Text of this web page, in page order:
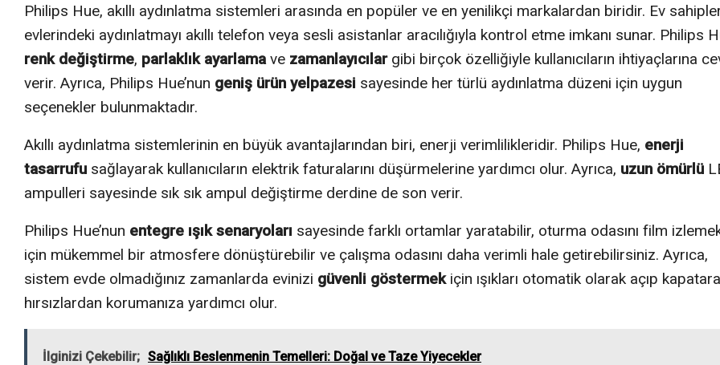
Philips Hue, akıllı aydınlatma sistemleri arasında en popüler ve en yenilikçi markalardan biridir. Ev
evlerindeki aydınlatmayı akıllı telefon veya sesli asistanlar aracılığıyla kontrol etme imkanı sunar. Philips
renk değiştirme, parlaklık ayarlamave zamanlayıcılargibi birçok özelliğiyle kullanıcıların ihtiyaçlarına
verir. Ayrıca, Philips Hue’nun geniş ürün yelpazesi sayesinde her türlü aydınlatma düzeni için uygun
seçenekler bulunmaktadır.
Akıllı aydınlatma sistemlerinin en büyük avantajlarından biri, enerji verimlilikleridir. Philips Hue, enerji
tasarrufu sağlayarak kullanıcıların elektrik faturalarını düşürmelerine yardımcı olur. Ayrıca, uzun ömürlü
ampulleri sayesinde sık sık ampul değiştirme derdine de son verir.
Philips Hue’nun entegre ışık senaryoları sayesinde farklı ortamlar yaratabilir, oturma odasını film
için mükemmel bir atmosfere dönüştürebilir ve çalışma odasını daha verimli hale getirebilirsiniz. Ayrıca,
sistem evde olmadığınız zamanlarda evinizi güvenli göstermekiçin ışıkları otomatik olarak açıp
hırsızlardan korumanıza yardımcı olur.
İlginizi Çekebilir; Sağlıklı Beslenmenin Temelleri: Doğal ve Taze Yiyecekler